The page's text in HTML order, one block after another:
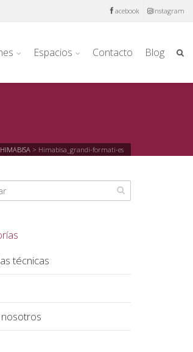
acebook Instagram
Espacios Contacto Blog
HIMABISA > Himabisa_grandi-formati-es
técnicas